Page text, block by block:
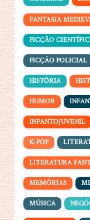
FANTASIA
FICÇÃO
FICÇÃO POLICIAL
HISTÓRIA
HUMOR
INFANTOJUVENIL
K-POP
LITERATURA
MEMÓRIAS
MÚSICA